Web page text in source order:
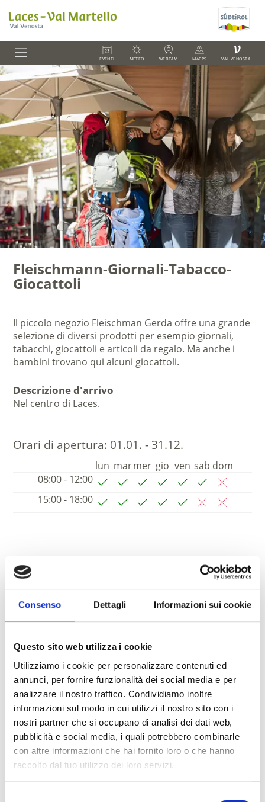
Consenso Dettagli Informazioni sui cookie
Questo sito web utilizza i cookie
Utilizziamo i cookie per personalizzare contenuti ed
annunci, per fornire funzionalità dei social media e per
analizzare il nostro traffico. Condividiamo inoltre
informazioni sul modo in cui utilizzi il nostro sito con i
nostri partner che si occupano di analisi dei dati web,
pubblicità e social media, i quali potrebbero combinarle
con altre informazioni che hai fornito loro o che hanno
raccolto dal tuo utilizzo dei loro servizi.
EVENTI METEO WEBCAM MAPPS
V
VAL VENOSTA
Fleischmann-Giornali-Tabacco-
Giocattoli
Il piccolo negozio Fleischman Gerda offre una grande
selezione di diversi prodotti per esempio giornali,
tabacchi, giocattoli e articoli da regalo. Ma anche i
bambini trovano qui alcuni giocattoli.
Descrizione d'arrivo
Nel centro di Laces.
Orari di apertura: 01.01. - 31.12.
lun marmer gio ven sab dom
08:00 - 12:00
15:00 - 18:00
FLEISCHMANN-GIORNALI-TABACCO-
GIOCATTOLI
Via Stazione 6
39021 Laces
reiterer_manuel@hotmail.com